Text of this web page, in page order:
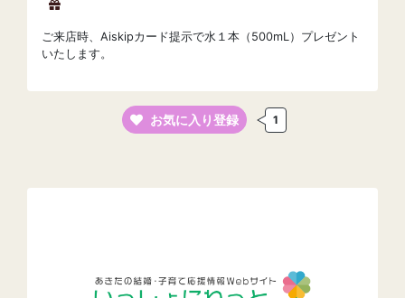
ご来店時、Aiskipカード提示で水１本（500mL）プレゼント
いたします。
お気に入り登録 1